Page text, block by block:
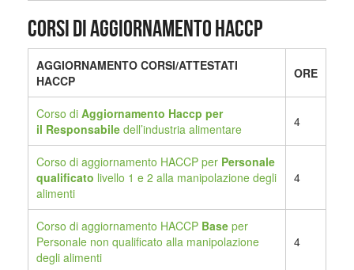
Corsi di aggiornamento HACCP
AGGIORNAMENTO CORSI/ATTESTATI
HACCP
ORE
Corso di Aggiornamento Haccp per
il Responsabile dell’industria alimentare 4
Corso di aggiornamento HACCP per Personale
qualificato livello 1 e 2 alla manipolazione degli
alimenti
4
Corso di aggiornamento HACCP Base per
Personale non qualificato alla manipolazione
degli alimenti
4